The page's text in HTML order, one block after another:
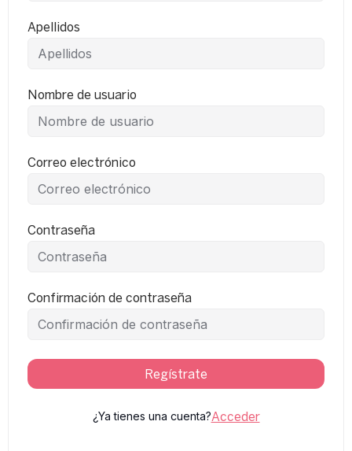
Apellidos
Nombre de usuario
Correo electrónico
Contraseña
Confirmación de contraseña
Regístrate
¿Ya tienes una cuenta?Acceder